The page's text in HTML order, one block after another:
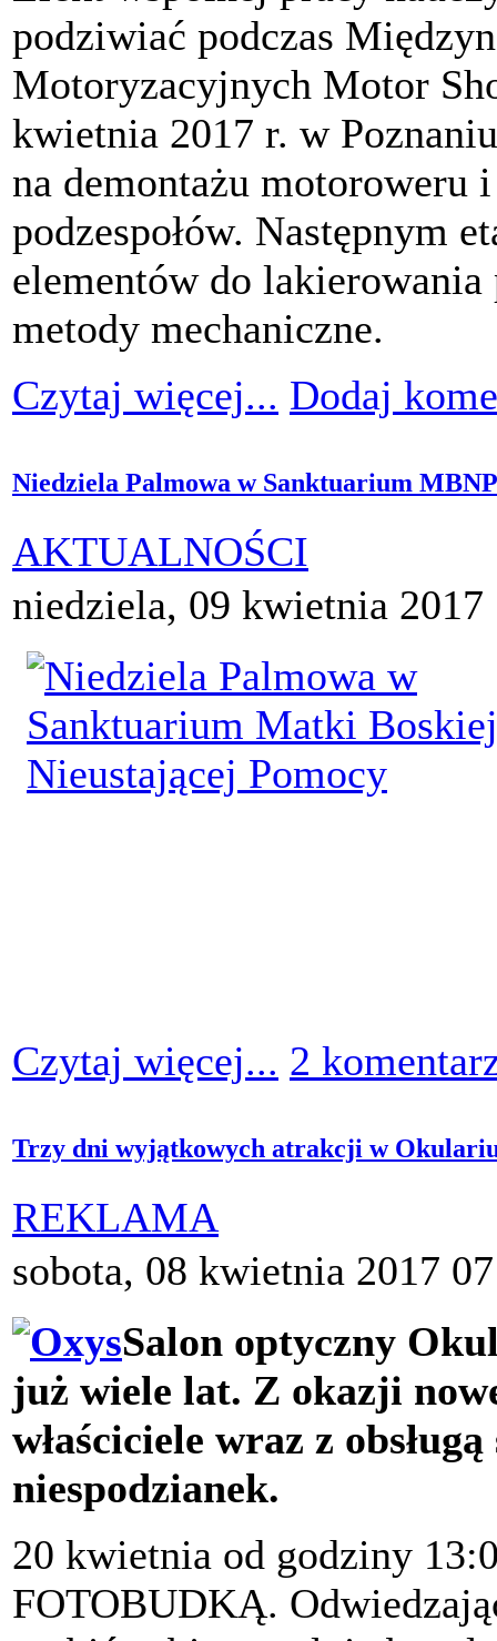
podziwiać podczas
Motoryzacyjnych Motor
kwietnia 2017 r. w
na demontażu
podzespołów. Następnym
elementów do
metody mechaniczne.
Czytaj więcej... Dodaj
Niedziela Palmowa w Sanktuarium MBNP
AKTUALNOŚCI
niedziela, 09 kwietnia 2017
Czytaj więcej... 2
Trzy dni wyjątkowych atrakcji w
REKLAMA
sobota, 08 kwietnia 2017
Salon optyczny
już wiele lat. Z okazji
właściciele wraz z
niespodzianek.
20 kwietnia od godziny
FOTOBUDKĄ.